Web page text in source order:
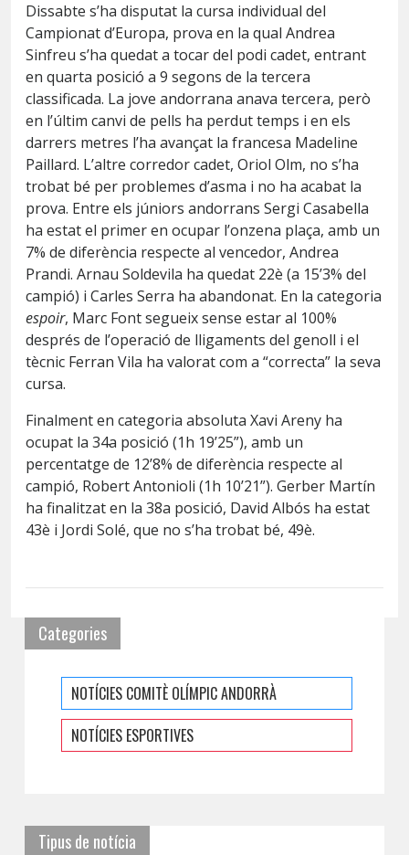
Dissabte s’ha disputat la cursa individual del
Campionat d’Europa, prova en la qual Andrea
Sinfreu s’ha quedat a tocar del podi cadet, entrant
en quarta posició a 9 segons de la tercera
classificada. La jove andorrana anava tercera, però
en l’últim canvi de pells ha perdut temps i en els
darrers metres l’ha avançat la francesa Madeline
Paillard. L’altre corredor cadet, Oriol Olm, no s’ha
trobat bé per problemes d’asma i no ha acabat la
prova. Entre els júniors andorrans Sergi Casabella
ha estat el primer en ocupar l’onzena plaça, amb un
7% de diferència respecte al vencedor, Andrea
Prandi. Arnau Soldevila ha quedat 22è (a 15’3% del
campió) i Carles Serra ha abandonat. En la categoria
espoir, Marc Font segueix sense estar al 100%
després de l’operació de lligaments del genoll i el
tècnic Ferran Vila ha valorat com a “correcta” la seva
cursa.
Finalment en categoria absoluta Xavi Areny ha
ocupat la 34a posició (1h 19’25”), amb un
percentatge de 12’8% de diferència respecte al
campió, Robert Antonioli (1h 10’21”). Gerber Martín
ha finalitzat en la 38a posició, David Albós ha estat
43è i Jordi Solé, que no s’ha trobat bé, 49è.
Categories
NOTÍCIES COMITÈ OLÍMPIC ANDORRÀ
NOTÍCIES ESPORTIVES
Tipus de notícia